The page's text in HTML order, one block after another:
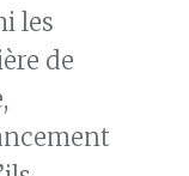
les
de